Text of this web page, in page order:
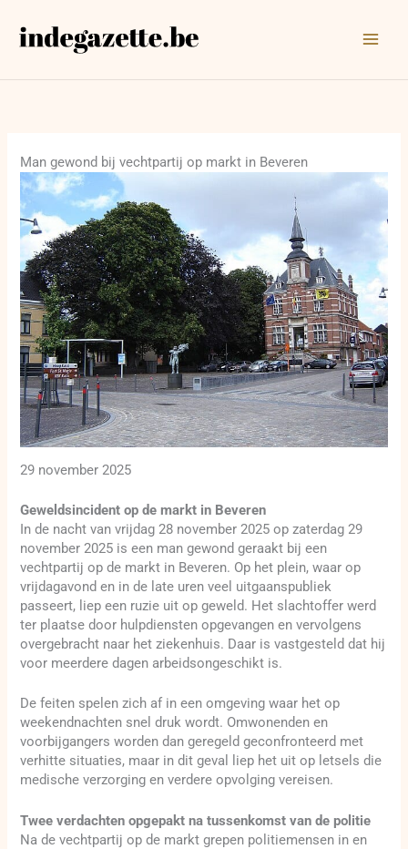
naar
Man gewond bij vechtpartij op markt in Beveren
29 november 2025
Geweldsincident op de markt in Beveren
In de nacht van vrijdag 28 november 2025 op zaterdag 29
november 2025 is een man gewond geraakt bij een
vechtpartij op de markt in Beveren. Op het plein, waar op
vrijdagavond en in de late uren veel uitgaanspubliek
passeert, liep een ruzie uit op geweld. Het slachtoffer werd
ter plaatse door hulpdiensten opgevangen en vervolgens
overgebracht naar het ziekenhuis. Daar is vastgesteld dat hij
voor meerdere dagen arbeidsongeschikt is.
De feiten spelen zich af in een omgeving waar het op
weekendnachten snel druk wordt. Omwonenden en
voorbijgangers worden dan geregeld geconfronteerd met
verhitte situaties, maar in dit geval liep het uit op letsels die
medische verzorging en verdere opvolging vereisen.
Twee verdachten opgepakt na tussenkomst van de politie
Na de vechtpartij op de markt grepen politiemensen in en